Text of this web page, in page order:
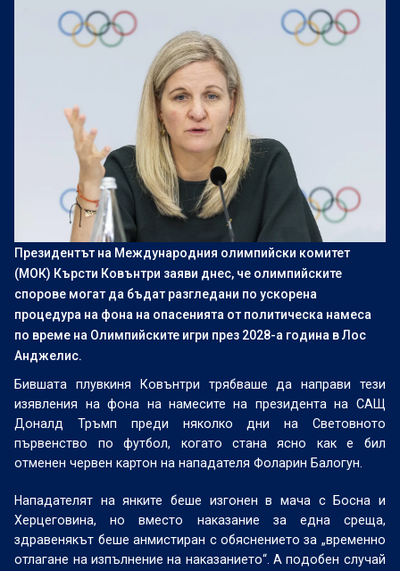
Президентът на Международния олимпийски комитет
(МОК) Кърсти Ковънтри заяви днес, че олимпийските
спорове могат да бъдат разгледани по ускорена
процедура на фона на опасенията от политическа намеса
по време на Олимпийските игри през 2028-а година в Лос
Анджелис.
Бившата плувкиня Ковънтри трябваше да направи тези
изявления на фона на намесите на президента на САЩ
Доналд Тръмп преди няколко дни на Световното
първенство по футбол, когато стана ясно как е бил
отменен червен картон на нападателя Фоларин Балогун.
Нападателят на янките беше изгонен в мача с Босна и
Херцеговина, но вместо наказание за една среща,
здравенякът беше анмистиран с обяснението за „временно
отлагане на изпълнение на наказанието“. А подобен случай